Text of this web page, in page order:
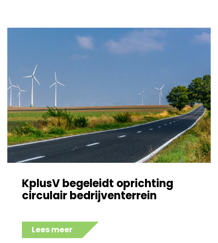
KplusV begeleidt oprichting
circulair bedrijventerrein
Lees meer